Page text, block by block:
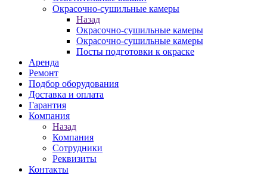
Окрасочно-сушильные камеры
Назад
Окрасочно-сушильные камеры
Окрасочно-сушильные камеры
Посты подготовки к окраске
Аренда
Ремонт
Подбор оборудования
Доставка и оплата
Гарантия
Компания
Назад
Компания
Сотрудники
Реквизиты
Контакты